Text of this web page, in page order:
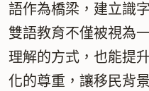
語作為橋梁，建立識
雙語教育不僅被視為
理解的方式，也能提
化的尊重，讓移民背